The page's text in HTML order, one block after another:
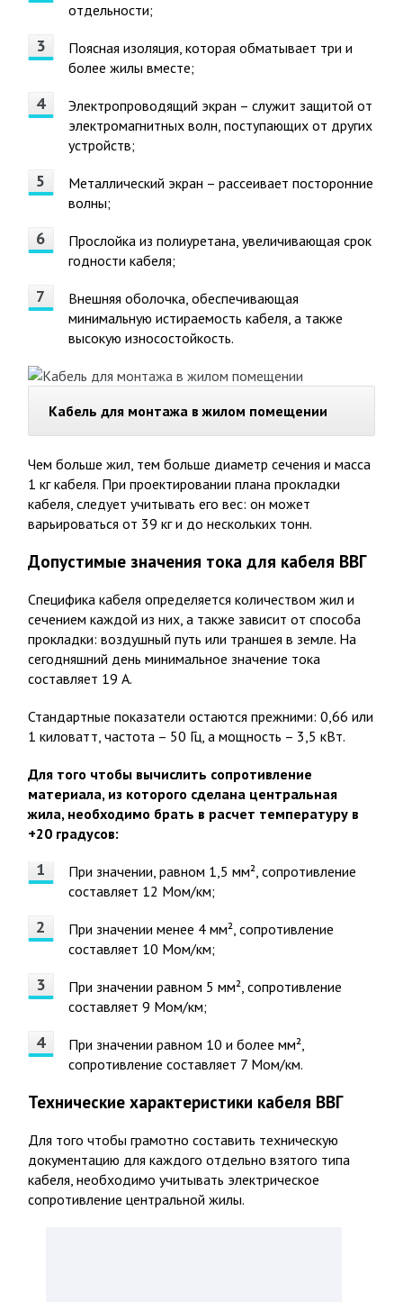
отдельности;
Поясная изоляция, которая обматывает три и
более жилы вместе;
Электропроводящий экран – служит защитой от
электромагнитных волн, поступающих от других
устройств;
Металлический экран – рассеивает посторонние
волны;
Прослойка из полиуретана, увеличивающая срок
годности кабеля;
Внешняя оболочка, обеспечивающая
минимальную истираемость кабеля, а также
высокую износостойкость.
Кабель для монтажа в жилом помещении
Чем больше жил, тем больше диаметр сечения и масса
1 кг кабеля. При проектировании плана прокладки
кабеля, следует учитывать его вес: он может
варьироваться от 39 кг и до нескольких тонн.
Допустимые значения тока для кабеля ВВГ
Специфика кабеля определяется количеством жил и
сечением каждой из них, а также зависит от способа
прокладки: воздушный путь или траншея в земле. На
сегодняшний день минимальное значение тока
составляет 19 А.
Стандартные показатели остаются прежними: 0,66 или
1 киловатт, частота – 50 Гц, а мощность – 3,5 кВт.
Для того чтобы вычислить сопротивление
материала, из которого сделана центральная
жила, необходимо брать в расчет температуру в
+20 градусов:
При значении, равном 1,5 мм², сопротивление
составляет 12 Мом/км;
При значении менее 4 мм², сопротивление
составляет 10 Мом/км;
При значении равном 5 мм², сопротивление
составляет 9 Мом/км;
При значении равном 10 и более мм²,
сопротивление составляет 7 Мом/км.
Технические характеристики кабеля ВВГ
Для того чтобы грамотно составить техническую
документацию для каждого отдельно взятого типа
кабеля, необходимо учитывать электрическое
сопротивление центральной жилы.